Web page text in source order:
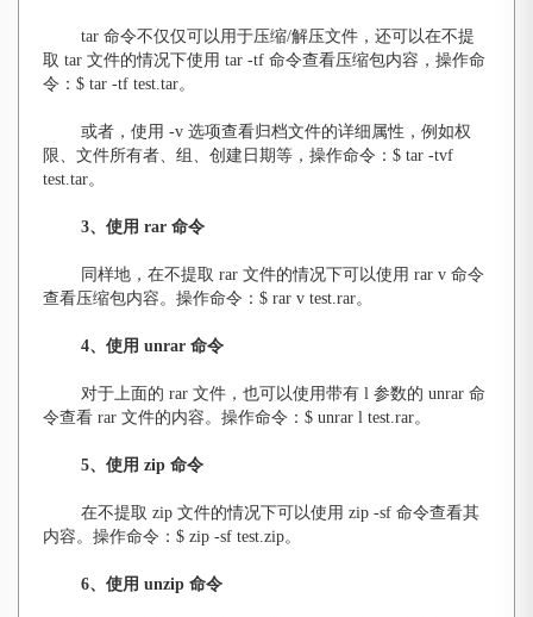
tar 命令不仅仅可以用于压缩/解压文件，还可以在不提
取 tar 文件的情况下使用 tar -tf 命令查看压缩包内容，操作命
令：$ tar -tf test.tar。
或者，使用 -v 选项查看归档文件的详细属性，例如权
限、文件所有者、组、创建日期等，操作命令：$ tar -tvf
test.tar。
3、使用 rar 命令
同样地，在不提取 rar 文件的情况下可以使用 rar v 命令
查看压缩包内容。操作命令：$ rar v test.rar。
4、使用 unrar 命令
对于上面的 rar 文件，也可以使用带有 l 参数的 unrar 命
令查看 rar 文件的内容。操作命令：$ unrar l test.rar。
5、使用 zip 命令
在不提取 zip 文件的情况下可以使用 zip -sf 命令查看其
内容。操作命令：$ zip -sf test.zip。
6、使用 unzip 命令